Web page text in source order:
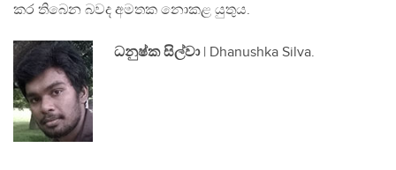
කර තිබෙන බවද අමතක නොකළ යුතුය.
ධනුෂ්ක සිල්වා| Dhanushka Silva.